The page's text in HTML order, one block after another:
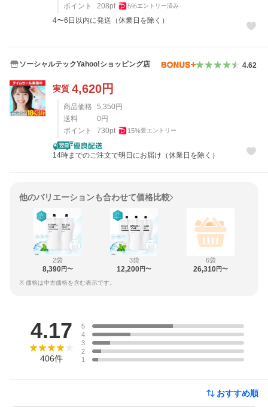
ポイント
208pt 5%エントリー済み
4〜6日以内に発送（休業日を除く）
ソーシャルテックYahoo!ショッピング店 4.62
実質 4,620円
商品価格 5,350円
送料
0円
ポイント
730pt 15%要エントリー
14時までのご注文で明日にお届け（休業日を除く）
他のバリエーションも合わせて価格比較
2袋
8,390円〜
3袋
12,200円〜
6袋
26,310円〜
※ 価格は中古価格を含む表示です。
4.17
406件
5
4
3
2
1
おすすめ順